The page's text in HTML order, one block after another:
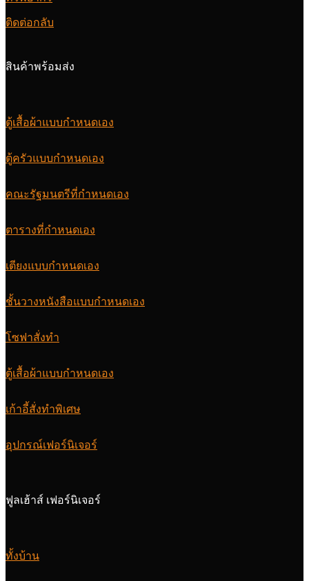
ติดต่อกลับ
สินค้าพร้อมส่ง
ตู้เสื้อผ้าแบบกำหนดเอง
ตู้ครัวแบบกำหนดเอง
คณะรัฐมนตรีที่กำหนดเอง
ตารางที่กำหนดเอง
เตียงแบบกำหนดเอง
ชั้นวางหนังสือแบบกำหนดเอง
โซฟาสั่งทำ
ตู้เสื้อผ้าแบบกำหนดเอง
เก้าอี้สั่งทำพิเศษ
อุปกรณ์เฟอร์นิเจอร์
ฟูลเฮ้าส์ เฟอร์นิเจอร์
ทั้งบ้าน